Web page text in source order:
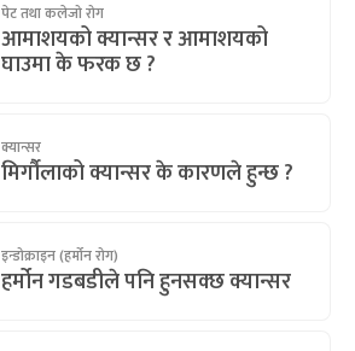
पेट तथा कलेजो रोग
आमाशयको क्यान्सर र आमाशयको
घाउमा के फरक छ ?
क्यान्सर
मिर्गौलाको क्यान्सर के कारणले हुन्छ ?
इन्डोक्राइन (हर्मोन रोग)
हर्मोन गडबडीले पनि हुनसक्छ क्यान्सर